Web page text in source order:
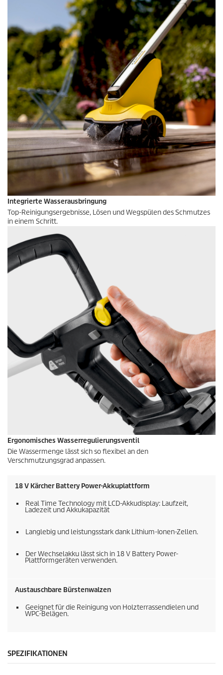
Integrierte Wasserausbringung
Top-Reinigungsergebnisse, Lösen und Wegspülen des Schmutzes
in einem Schritt.
Ergonomisches Wasserregulierungsventil
Die Wassermenge lässt sich so flexibel an den
Verschmutzungsgrad anpassen.
18 V Kärcher Battery Power-Akkuplattform
Real Time Technology mit LCD-Akkudisplay: Laufzeit,
Ladezeit und Akkukapazität
Langlebig und leistungsstark dank Lithium-Ionen-Zellen.
Der Wechselakku lässt sich in 18 V Battery Power-
Plattformgeräten verwenden.
Austauschbare Bürstenwalzen
Geeignet für die Reinigung von Holzterrassendielen und
WPC-Belägen.
SPEZIFIKATIONEN